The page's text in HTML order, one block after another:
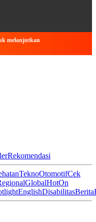
melanjutkan
Rekomendasi
TeknoOtomotifCek
GlobalHotOn
EnglishDisabilitasBerita